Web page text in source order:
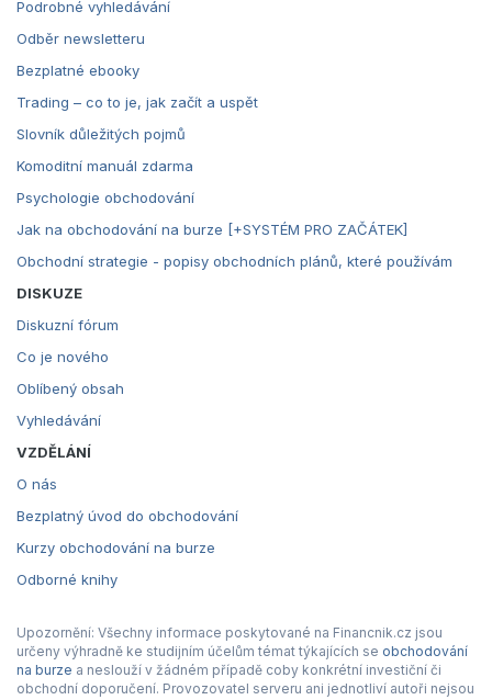
Podrobné vyhledávání
Odběr newsletteru
Bezplatné ebooky
Trading – co to je, jak začít a uspět
Slovník důležitých pojmů
Komoditní manuál zdarma
Psychologie obchodování
Jak na obchodování na burze [+SYSTÉM PRO ZAČÁTEK]
Obchodní strategie - popisy obchodních plánů, které používám
DISKUZE
Diskuzní fórum
Co je nového
Oblíbený obsah
Vyhledávání
VZDĚLÁNÍ
O nás
Bezplatný úvod do obchodování
Kurzy obchodování na burze
Odborné knihy
Upozornění: Všechny informace poskytované na Financnik.cz jsou
určeny výhradně ke studijním účelům témat týkajících se obchodování
na burze a neslouží v žádném případě coby konkrétní investiční či
obchodní doporučení. Provozovatel serveru ani jednotliví autoři nejsou